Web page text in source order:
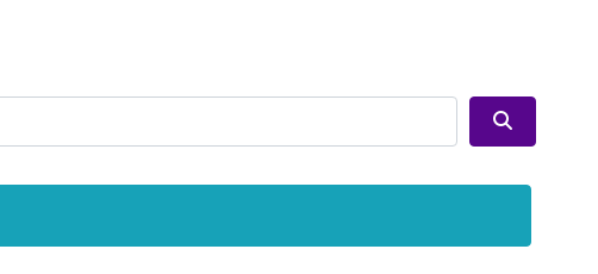
Buscar